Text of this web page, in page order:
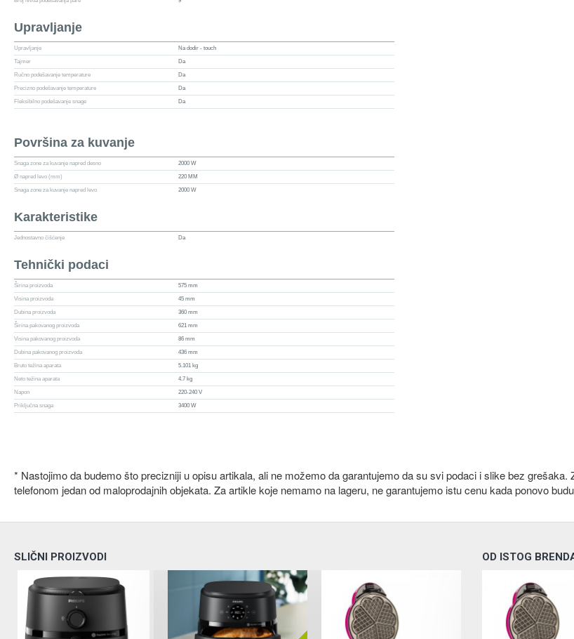
Upravljanje
Upravljanje Na dodir - touch
Tajmer Da
Ručno podešavanje temperature Da
Precizno podešavanje temperature Da
Fleksibilno podešavanje snage Da
Površina za kuvanje
Snaga zone za kuvanje napred desno 2000 W
Ø napred levo (mm) 220 MM
Snaga zone za kuvanje napred levo 2000 W
Karakteristike
Jednostavno čišćenje Da
Tehnički podaci
Širina proizvoda 575 mm
Visina proizvoda 45 mm
Dubina proizvoda 360 mm
Širina pakovanog proizvoda 621 mm
Visina pakovanog proizvoda 86 mm
Dubina pakovanog proizvoda 436 mm
Bruto težina aparata 5.101 kg
Neto težina aparata 4.7 kg
Napon 220-240 V
Priključna snaga 3400 W
* Nastojimo da budemo što precizniji u opisu artikala, ali ne možemo da garantujemo da su svi podaci i slike bez grešaka.
telefonom jedan od maloprodajnih objekata. Za artikle koje nemamo na lageru, ne garantujemo istu cenu kada ponovo
SLIČNI PROIZVODI OD ISTOG